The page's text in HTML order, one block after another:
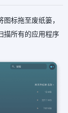
标拖至废纸篓，
描所有的应用程序